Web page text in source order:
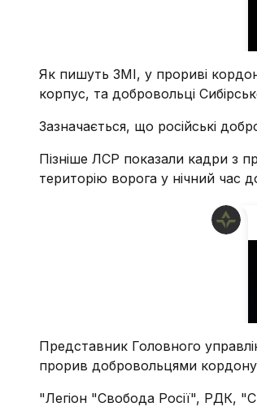
Як пишуть ЗМІ, у прориві
корпус, та добровольці
Зазначається, що російські
Пізніше ЛСР показали кадри з
територію ворога у нічний час
Представник Головного
прорив добровольцями
"Легіон "Свобода Росії", РДК,